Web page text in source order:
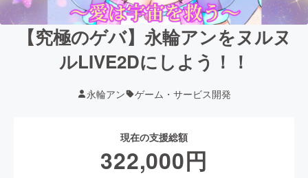
【究極のゲバ】永輪アンをヌルヌ
ルLIVE2Dにしよう！！
永輪アン ゲーム・サービス開発
現在の支援総額
322,000円